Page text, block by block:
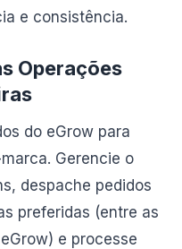
e consistência.
Operações
do eGrow para
Gerencie o
despache pedidos
preferidas (entre as
e processe